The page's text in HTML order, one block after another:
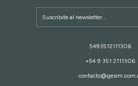
5493512111306
+54 9 351 2111306